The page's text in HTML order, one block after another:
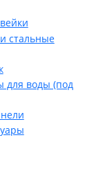
стальные
для воды (под